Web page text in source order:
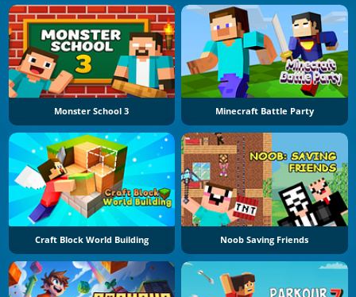
Monster School 3 Minecraft Battle Party
Craft Block World Building Noob Saving Friends